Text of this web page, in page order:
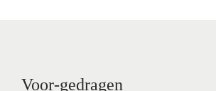
Voor-gedragen